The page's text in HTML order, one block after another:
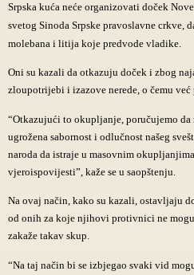
Srpska kuća neće organizovati doček
svetog Sinoda Srpske pravoslavne crkve,
molebana i litija koje predvode vladike.
Oni su kazali da otkazuju doček i zbog
zloupotrijebi i izazove nerede, o čemu
“Otkazujući to okupljanje, poručujemo
ugrožena sabornost i odlučnost našeg
naroda da istraje u masovnim
vjeroispovijesti”, kaže se u saopštenju.
Na ovaj način, kako su kazali, ostavljaju
od onih za koje njihovi protivnici ne
zakaže takav skup.
“Na taj način bi se izbjegao svaki vid